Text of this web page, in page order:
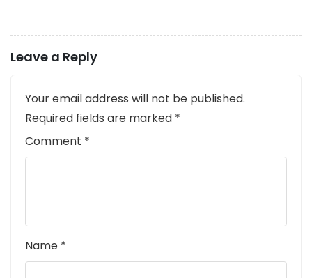
Leave a Reply
Your email address will not be published.
Required fields are marked *
Comment *
Name *